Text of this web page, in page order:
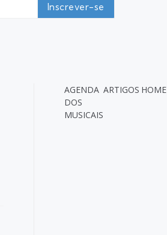
AGENDA
DOS
MUSICAIS
ARTIGOS HOME